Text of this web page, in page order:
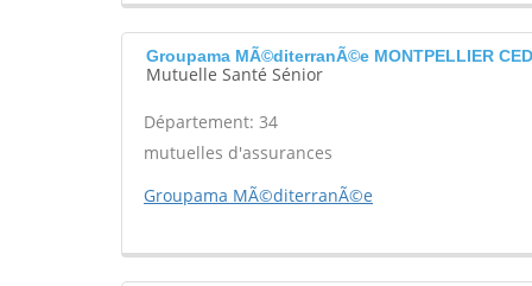
Groupama MÃ©diterranÃ©e MONTPELLIER
Mutuelle Santé Sénior
Département: 34
mutuelles d'assurances
Groupama MÃ©diterranÃ©e